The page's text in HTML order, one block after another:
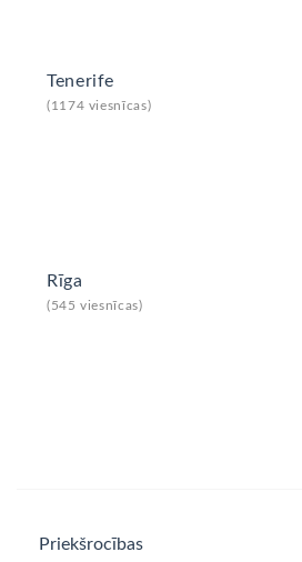
Tenerife
(1174 viesnīcas)
Rīga
(545 viesnīcas)
Priekšrocības